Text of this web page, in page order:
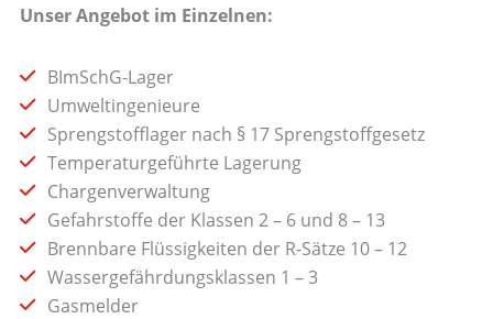
Unser Angebot im Einzelnen:
BImSchG-Lager
Umweltingenieure
Sprengstofflager nach § 17 Sprengstoffgesetz
Temperaturgeführte Lagerung
Chargenverwaltung
Gefahrstoffe der Klassen 2 – 6 und 8 – 13
Brennbare Flüssigkeiten der R-Sätze 10 – 12
Wassergefährdungsklassen 1 – 3
Gasmelder